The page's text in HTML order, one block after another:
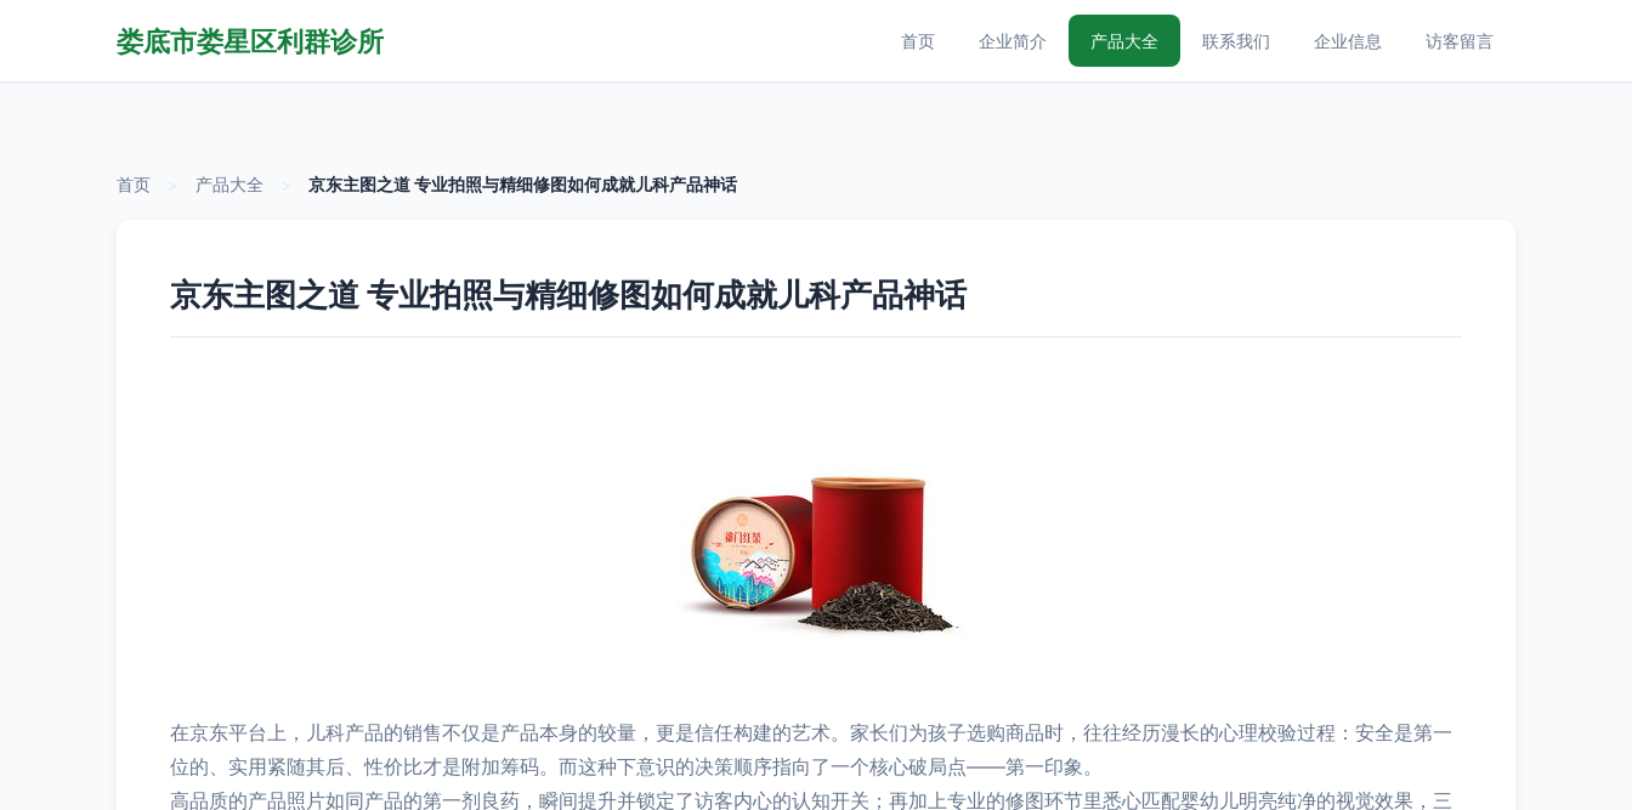
娄底市娄星区利群诊所 首页 企业简介 产品大全 联系我们 企业信息 访客留言
首页 产品大全 京东主图之道 专业拍照与精细修图如何成就儿科产品神话
京东主图之道 专业拍照与精细修图如何成就儿科产品神话
在京东平台上，儿科产品的销售不仅是产品本身的较量，更是信任构建的艺术。家长们为孩子选购商品时，往往经历漫长的心理校验过程：安全是第一
位的、实用紧随其后、性价比才是附加筹码。而这种下意识的决策顺序指向了一个核心破局点——第一印象。
高品质的产品照片如同产品的第一剂良药，瞬间提升并锁定了访客内心的认知开关；再加上专业的修图环节里悉心匹配婴幼儿明亮纯净的视觉效果，三